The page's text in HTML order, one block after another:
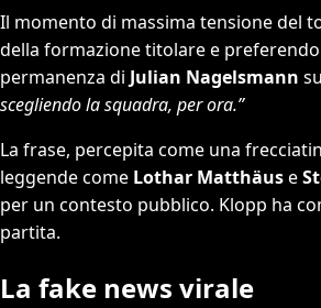
Il momento di massima tensione del
della formazione titolare e
permanenza di Julian Nagelsmann
scegliendo la squadra, per ora.”
La frase, percepita come una
leggende come Lothar Matthäuse
per un contesto pubblico. Klopp ha
partita.
La fake news virale